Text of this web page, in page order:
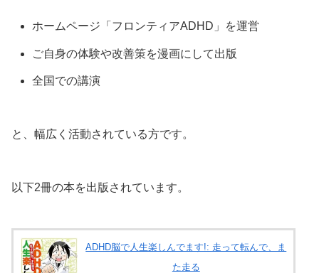
ホームページ「フロンティアADHD」を運営
ご自身の体験や改善策を漫画にして出版
全国での講演
と、幅広く活動されている方です。
以下2冊の本を出版されています。
ADHD脳で人生楽しんでます!: 走って転んで、ま
た走る